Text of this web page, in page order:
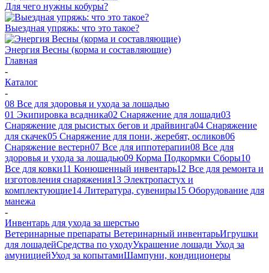
Для чего нужны кобуры?
Выездная упряжь: что это такое?
Энергия Весны (корма и составляющие)
Главная
-
Каталог
-
08 Все для здоровья и ухода за лошадью
01 Экипировка всадника02 Снаряжение для лошади03
Снаряжение для рысистых бегов и драйвинга04 Снаряжение
для скачек05 Снаряжение для пони, жеребят, осликов06
Снаряжение вестерн07 Все для иппотерапии08 Все для
здоровья и ухода за лошадью09 Корма Подкормки Сборы10
Все для ковки11 Конюшенный инвентарь12 Все для ремонта и
изготовления снаряжения13 Электропастух и
комплектующие14 Литература, сувениры15 Оборудование для
манежа
-
Инвентарь для ухода за шерстью
Ветеринарные препараты Ветеринарный инвентарьИгрушки
для лошадейСредства по уходуУкрашение лошади Уход за
амунициейУход за копытамиШампуни, кондиционеры